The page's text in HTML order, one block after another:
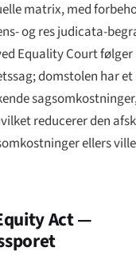
matrix, med
- ogres judicata-
Equality Court
domstolen har et
reducerer den
ellers
Act —